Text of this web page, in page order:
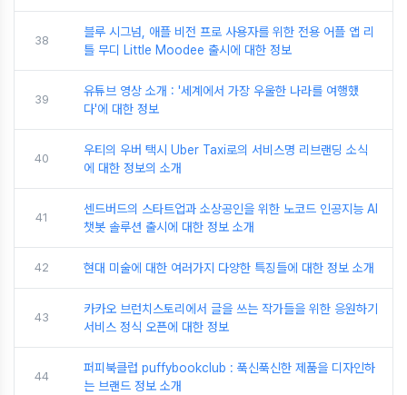
38
블루 시그넘, 애플 비전 프로 사용자를 위한 전용 어플 앱 리
틀 무디 Little Moodee 출시에 대한 정보
39
유튜브 영상 소개 : '세계에서 가장 우울한 나라를 여행했
다'에 대한 정보
40
우티의 우버 택시 Uber Taxi로의 서비스명 리브랜딩 소식
에 대한 정보의 소개
41
센드버드의 스타트업과 소상공인을 위한 노코드 인공지능 AI
챗봇 솔루션 출시에 대한 정보 소개
42 현대 미술에 대한 여러가지 다양한 특징들에 대한 정보 소개
43
카카오 브런치스토리에서 글을 쓰는 작가들을 위한 응원하기
서비스 정식 오픈에 대한 정보
44
퍼피북클럽 puffybookclub : 푹신푹신한 제품을 디자인하
는 브랜드 정보 소개